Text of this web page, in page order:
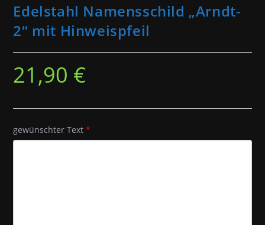
Edelstahl Namensschild „Arndt-
2“ mit Hinweispfeil
21,90 €
gewünschter Text *